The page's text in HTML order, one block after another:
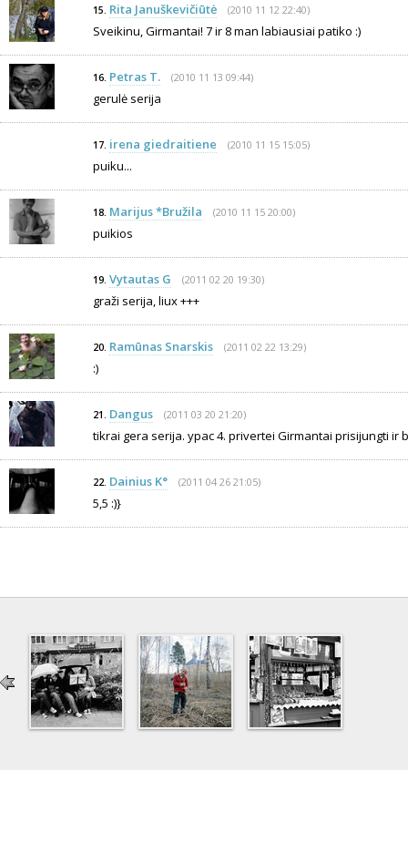
15. Rita Januškevičiūtė (2010 11 12 22:40)
Sveikinu, Girmantai! 7 ir 8 man labiausiai patiko :)
16. Petras T. (2010 11 13 09:44)
gerulė serija
17. irena giedraitiene (2010 11 15 15:05)
puiku...
18. Marijus *Bružila (2010 11 15 20:00)
puikios
19. Vytautas G (2011 02 20 19:30)
graži serija, liux +++
20. Ramūnas Snarskis (2011 02 22 13:29)
:)
21. Dangus (2011 03 20 21:20)
tikrai gera serija. ypac 4. privertei Girmantai prisijungti ir
22. Dainius K° (2011 04 26 21:05)
5,5 :)}